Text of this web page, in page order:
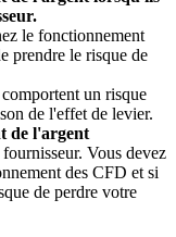
le fonctionnement
prendre le risque de
un risque
de l'effet de levier.
de l'argent
Vous devez
des CFD et si
de perdre votre